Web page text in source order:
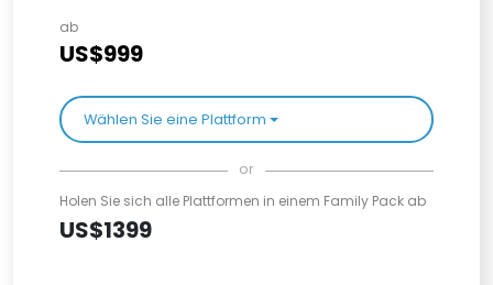
ab
US$999
Wählen Sie eine Plattform
or
Holen Sie sich alle Plattformen in einem Family Pack ab
US$1399